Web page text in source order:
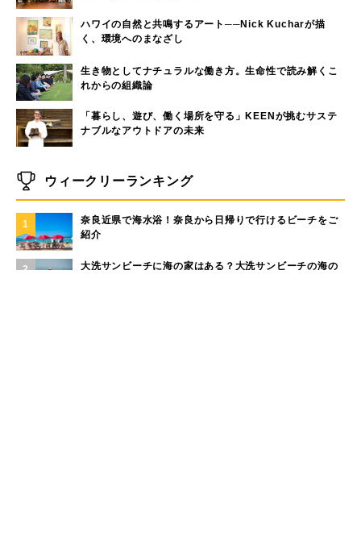
ハワイの自然と共鳴するアート──Nick Kucharが描
く、環境へのまなざし
生き物としてナチュラルな働き方。生命性で読み解くこ
れからの組織論
「暮らし、遊び、働く場所を守る」KEENが挑むサステ
ナブルなアウトドアの未来
ウィークリーランキング
1
奈良近県で海水浴！奈良から日帰りで行けるビーチをご
紹介
2
大洗サンビーチに海の家はある？大洗サンビーチの海の